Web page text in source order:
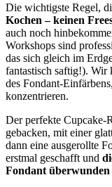
Die wichtigste Regel,
Kochen – keinen
auch noch
Workshops sind
das sich gleich im
fantastisch saftig!). Wir
des Fondant-
konzentrieren.
Der perfekte Cupcake-
gebacken, mit einer
dann eine ausgerollte
erstmal geschafft und
Fondant überwunden